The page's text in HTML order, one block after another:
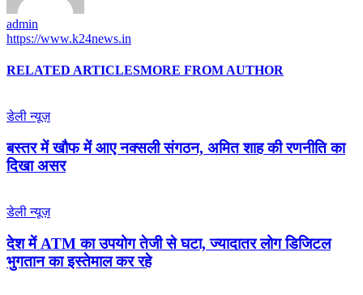
admin
https://www.k24news.in
RELATED ARTICLESMORE FROM AUTHOR
डेली न्यूज़
बस्तर में खौफ में आए नक्सली संगठन, अमित शाह की रणनीति का
दिखा असर
डेली न्यूज़
देश में ATM का उपयोग तेजी से घटा, ज्यादातर लोग डिजिटल
भुगतान का इस्तेमाल कर रहे